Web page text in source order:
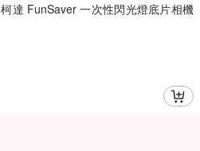
柯達 FunSaver 一次性閃光燈底片相機